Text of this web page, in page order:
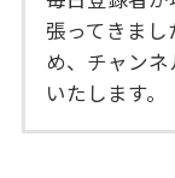
張ってきま
め、チャン
いたします。